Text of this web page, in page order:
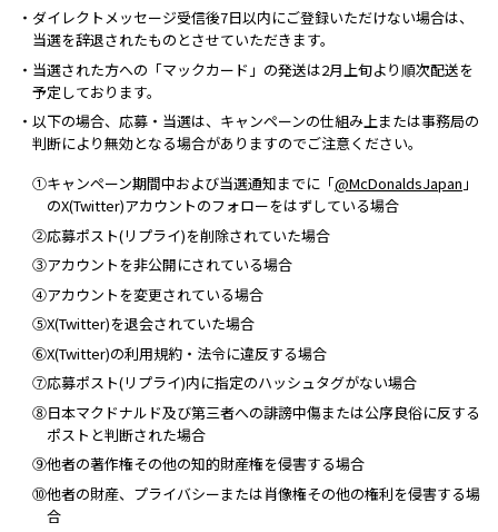
・ダイレクトメッセージ受信後7日以内にご登録いただけない場合は、
当選を辞退されたものとさせていただきます。
・当選された方への「マックカード」の発送は2月上旬より順次配送を
予定しております。
・以下の場合、応募・当選は、キャンペーンの仕組み上または事務局の
判断により無効となる場合がありますのでご注意ください。
①キャンペーン期間中および当選通知までに「@McDonaldsJapan 」
のX(Twitter)アカウントのフォローをはずしている場合
②応募ポスト(リプライ)を削除されていた場合
③アカウントを非公開にされている場合
④アカウントを変更されている場合
⑤X(Twitter)を退会されていた場合
⑥X(Twitter)の利用規約・法令に違反する場合
⑦応募ポスト(リプライ)内に指定のハッシュタグがない場合
⑧日本マクドナルド及び第三者への誹謗中傷または公序良俗に反する
ポストと判断された場合
⑨他者の著作権その他の知的財産権を侵害する場合
⑩他者の財産、プライバシーまたは肖像権その他の権利を侵害する場
合